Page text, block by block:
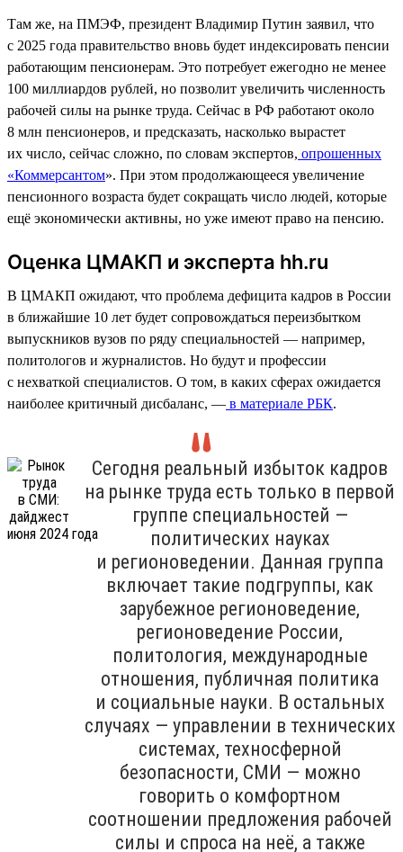
Там же, на ПМЭФ, президент Владимир Путин заявил, что
с 2025 года правительство вновь будет индексировать пенсии
работающим пенсионерам. Это потребует ежегодно не менее
100 миллиардов рублей, но позволит увеличить численность
рабочей силы на рынке труда. Сейчас в РФ работают около
8 млн пенсионеров, и предсказать, насколько вырастет
их число, сейчас сложно, по словам экспертов, опрошенных
«Коммерсантом». При этом продолжающееся увеличение
пенсионного возраста будет сокращать число людей, которые
ещё экономически активны, но уже имеют право на пенсию.
Оценка ЦМАКП и эксперта hh.ru
В ЦМАКП ожидают, что проблема дефицита кадров в России
в ближайшие 10 лет будет сопровождаться переизбытком
выпускников вузов по ряду специальностей — например,
политологов и журналистов. Но будут и профессии
с нехваткой специалистов. О том, в каких сферах ожидается
наиболее критичный дисбаланс, — в материале РБК.
Сегодня реальный избыток кадров
на рынке труда есть только в первой
группе специальностей —
политических науках
и регионоведении. Данная группа
включает такие подгруппы, как
зарубежное регионоведение,
регионоведение России,
политология, международные
отношения, публичная политика
и социальные науки. В остальных
случаях — управлении в технических
системах, техносферной
безопасности, СМИ — можно
говорить о комфортном
соотношении предложения рабочей
силы и спроса на неё, а также